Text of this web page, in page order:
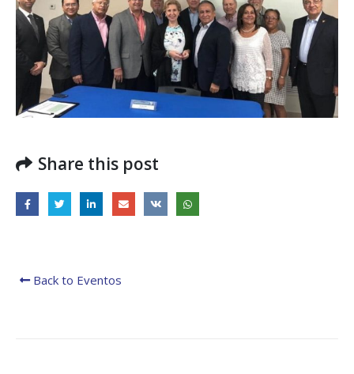
Share this post
Back to Eventos